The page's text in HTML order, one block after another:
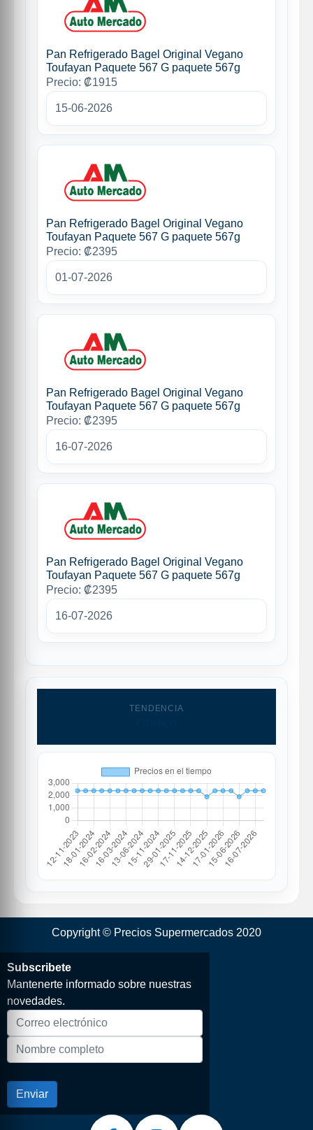
Pan Refrigerado Bagel Original Vegano
Toufayan Paquete 567 G paquete 567g
Precio: ₡1915
15-06-2026
Pan Refrigerado Bagel Original Vegano
Toufayan Paquete 567 G paquete 567g
Precio: ₡2395
01-07-2026
Pan Refrigerado Bagel Original Vegano
Toufayan Paquete 567 G paquete 567g
Precio: ₡2395
16-07-2026
Pan Refrigerado Bagel Original Vegano
Toufayan Paquete 567 G paquete 567g
Precio: ₡2395
16-07-2026
TENDENCIA
Copyright © Precios Supermercados 2020
Subscribete
Mantenerte informado sobre nuestras
novedades.